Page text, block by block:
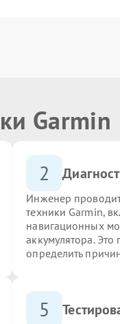
Garmin
2
Инженер
техники Garmin,
навигационных
аккумулятора. Это
определить
5